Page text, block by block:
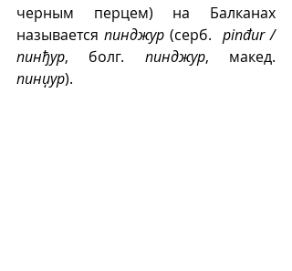
черным перцем) на Балканах
называется пинджур (серб. pinđur /
пинђур, болг. пинджур
пинџур).